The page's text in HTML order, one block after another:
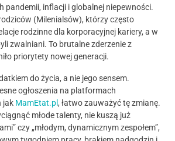
pandemii, inflacji i globalnej niepewności.
(Milenialsów), którzy często
rodzinne dla korporacyjnej kariery, a w
zwalniani. To brutalne zderzenie z
priorytety nowej generacji.
do życia, a nie jego sensem.
ogłoszenia na platformach
jak MamEtat.pl, łatwo zauważyć tę zmianę.
młode talenty, nie kuszą już
czy „młodym, dynamicznym zespołem”,